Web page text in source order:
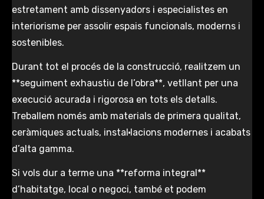
estretament amb dissenyadors i especialistes en
interiorisme per assolir espais funcionals, moderns i
sostenibles.
Durant tot el procés de la construcció, realitzem un
**seguiment exhaustiu de l’obra**, vetllant per una
execució acurada i rigorosa en tots els detalls.
Treballem només amb materials de primera qualitat,
ceràmiques actuals, instal·lacions modernes i acabats
d’alta gamma.
Si vols dur a terme una **reforma integral**
d’habitatge, local o negoci, també et podem